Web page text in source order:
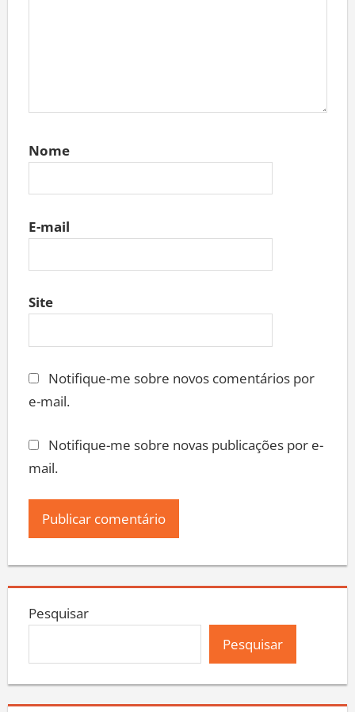
Nome
E-mail
Site
Notifique-me sobre novos comentários por
e-mail.
Notifique-me sobre novas publicações por e-
mail.
Pesquisar
Pesquisar